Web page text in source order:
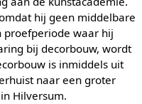
hij geen middelbare
proefperiode waar hij
bij decorbouw, wordt
is inmiddels uit
naar een groter
Hilversum.